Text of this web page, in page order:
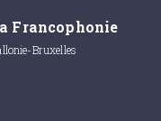
Francophonie
Bruxelles